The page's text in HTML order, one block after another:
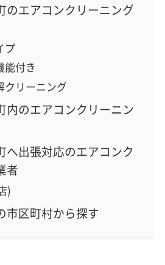
のエアコンクリーニング
プ
能付き
クリーニング
内のエアコンクリーニン
へ出張対応のエアコンク
者
)
市区町村から探す